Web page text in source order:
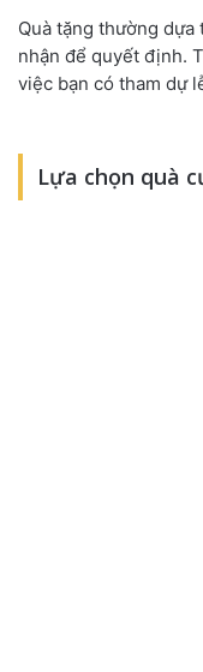
Quà tặng thường
nhận để quyết định.
việc bạn có tham dự
Lựa chọn quà